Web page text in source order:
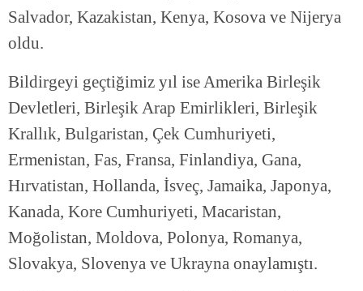
Salvador, Kazakistan, Kenya, Kosova ve Nijerya
oldu.
Bildirgeyi geçtiğimiz yıl ise Amerika Birleşik
Devletleri, Birleşik Arap Emirlikleri, Birleşik
Krallık, Bulgaristan, Çek Cumhuriyeti,
Ermenistan, Fas, Fransa, Finlandiya, Gana,
Hırvatistan, Hollanda, İsveç, Jamaika, Japonya,
Kanada, Kore Cumhuriyeti, Macaristan,
Moğolistan, Moldova, Polonya, Romanya,
Slovakya, Slovenya ve Ukrayna onaylamıştı.